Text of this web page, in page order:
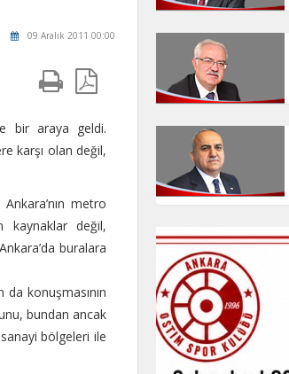
09 Aralık 2011 00:00
bir araya geldi.
karşı olan değil,
metro
kaynaklar değil,
buralara
konuşmasının
bundan ancak
bölgeleri ile